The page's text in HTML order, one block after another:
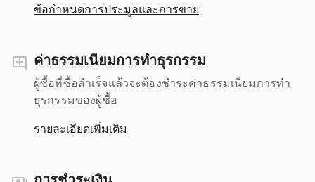
ข้อกำหนดการประมูลและการขาย
ค่าธรรมเนียมการทำธุรกรรม
ผู้ซื้อที่ซื้อสำเร็จแล้วจะต้องชำระค่าธรรมเนียมการทำ
ธุรกรรมของผู้ซื้อ
รายละเอียดเพิ่มเติม